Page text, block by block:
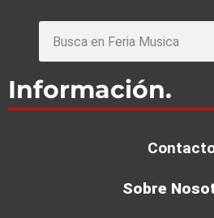
Información.
Sobre